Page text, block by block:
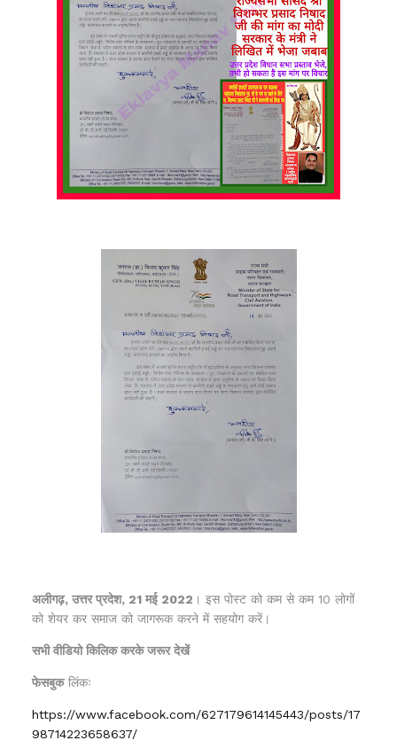
अलीगढ़, उत्तर प्रदेश, 21 मई 2022 । इस पोस्ट को कम से कम 10 लोगों
को शेयर कर समाज को जागरूक करने में सहयोग करें।
सभी वीडियो किलिक करके जरूर देखें
फेसबुकलिंकः
https://www.facebook.com/627179614145443/posts/17
98714223658637/